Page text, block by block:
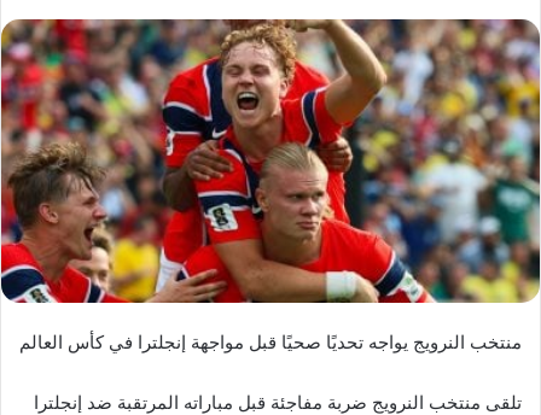
منتخب النرويج يواجه تحديًا صحيًا قبل مواجهة إنجلترا في كأس العالم
تلقى منتخب النرويج ضربة مفاجئة قبل مباراته المرتقبة ضد إنجلترا